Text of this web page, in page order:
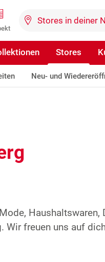
Stores
Neu- und
Haushaltswaren,
Wir freuen uns auf